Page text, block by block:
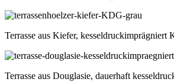
Terrasse aus Kiefer, kesseldruckimprägniert
Terrasse aus Douglasie, dauerhaft